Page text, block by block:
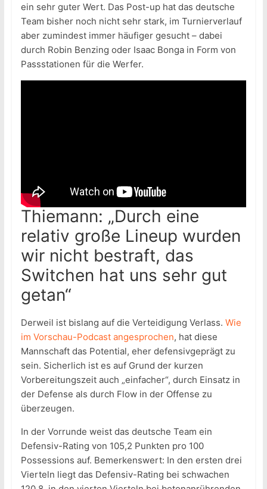
ein sehr guter Wert. Das Post-up hat das deutsche
Team bisher noch nicht sehr stark, im Turnierverlauf
aber zumindest immer häufiger gesucht – dabei
durch Robin Benzing oder Isaac Bonga in Form von
Passstationen für die Werfer.
Thiemann: „Durch eine
relativ große Lineup wurden
wir nicht bestraft, das
Switchen hat uns sehr gut
getan“
Derweil ist bislang auf die Verteidigung Verlass. Wie
im Vorschau-Podcast angesprochen, hat diese
Mannschaft das Potential, eher defensivgeprägt zu
sein. Sicherlich ist es auf Grund der kurzen
Vorbereitungszeit auch „einfacher“, durch Einsatz in
der Defense als durch Flow in der Offense zu
überzeugen.
In der Vorrunde weist das deutsche Team ein
Defensiv-Rating von 105,2 Punkten pro 100
Possessions auf. Bemerkenswert: In den ersten drei
Vierteln liegt das Defensiv-Rating bei schwachen